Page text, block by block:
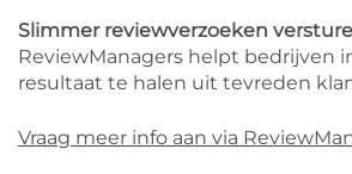
Slimmer reviewverzoeken
ReviewManagers helpt bedrijven
resultaat te halen uit tevreden
Vraag meer info aan via